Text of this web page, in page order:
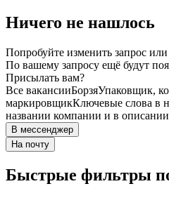
Ничего не нашлось
Попробуйте изменить запрос
По вашему запросу ещё будут
Присылать вам?
Все вакансииБорзяУпаковщик,
маркировщикКлючевые слова в
названии компании и в
В мессенджер
На почту
Быстрые фильтры